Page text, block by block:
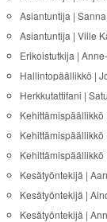
Asiantuntija |
Asiantuntija | Ville
Erikoistutkija |
Hallintopäällikkö |
Herkkutattifani |
Kehittämispäällikkö
Kesätyöntekijä |
Kesätyöntekijä |
Kesätyöntekijä |